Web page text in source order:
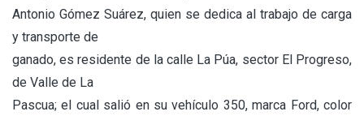
Antonio Gómez Suárez, quien se dedica al trabajo de carga
y transporte de
ganado, es residente de la calle La Púa, sector El Progreso,
de Valle de La
Pascua; el cual salió en su vehículo 350, marca Ford, color